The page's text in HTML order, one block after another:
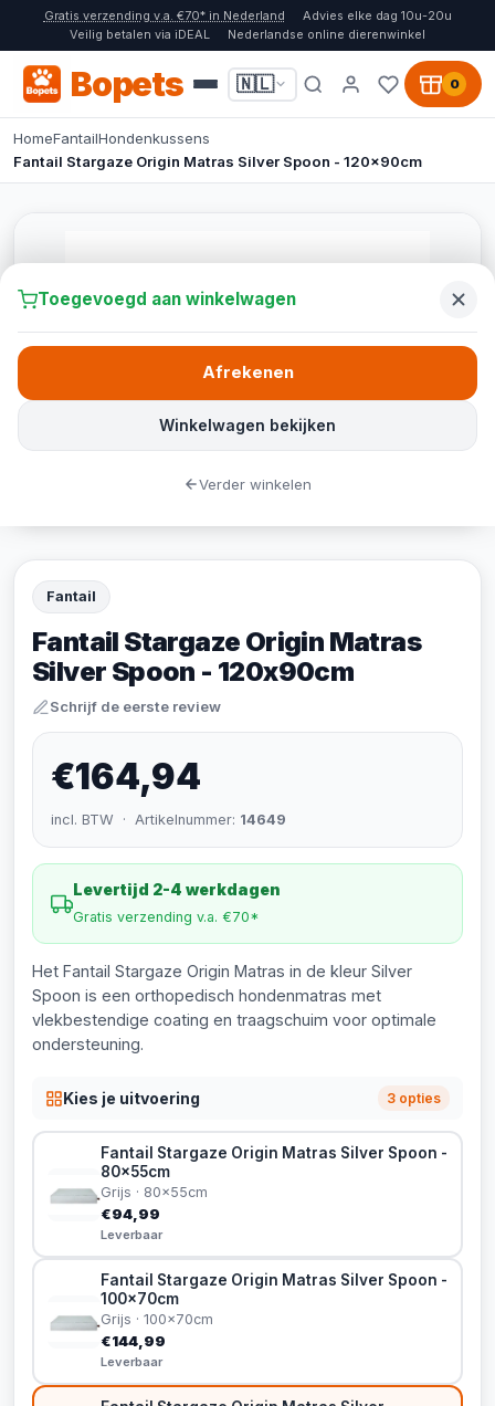
Gratis verzending v.a. €70* in Nederland
Advies elke dag 10u-20u
Veilig betalen via iDEAL
Nederlandse online dierenwinkel
Bopets 🇳🇱 0
HomeFantailHondenkussens
Fantail Stargaze Origin Matras Silver Spoon - 120x90cm
Fantail
Fantail Stargaze Origin Matras
Silver Spoon - 120x90cm
Schrijf de eerste review
€164,94
incl. BTW · Artikelnummer: 14649
Levertijd 2-4 werkdagen
Gratis verzending v.a. €70*
Het Fantail Stargaze Origin Matras in de kleur Silver
Spoon is een orthopedisch hondenmatras met
vlekbestendige coating en traagschuim voor optimale
ondersteuning.
Kies je uitvoering 3 opties
Fantail Stargaze Origin Matras Silver Spoon -
80x55cm
Grijs · 80x55cm
€94,99
Leverbaar
Fantail Stargaze Origin Matras Silver Spoon -
100x70cm
Grijs · 100x70cm
€144,99
Leverbaar
Toegevoegd aan winkelwagen
Winkelwagen bekijken
Afrekenen
Verder winkelen